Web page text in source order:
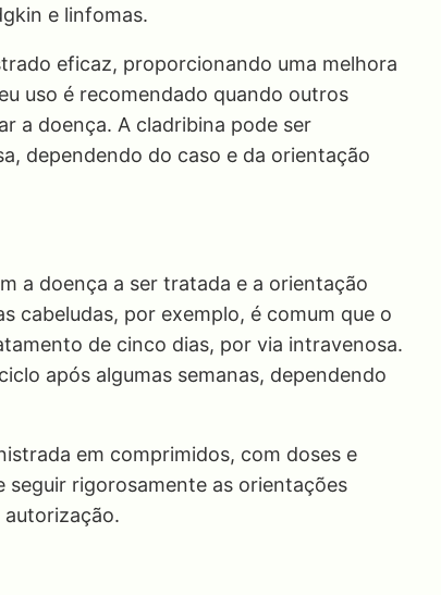
e linfomas.
eficaz, proporcionando uma melhora
uso é recomendado quando outros
a doença. A cladribina pode ser
dependendo do caso e da orientação
a doença a ser tratada e a orientação
cabeludas, por exemplo, é comum que o
de cinco dias, por via intravenosa.
após algumas semanas, dependendo
em comprimidos, com doses e
rigorosamente as orientações